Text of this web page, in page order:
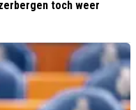
toch weer